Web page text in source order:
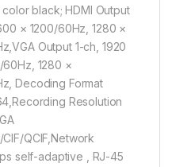
black; HDMI Output
× 1200/60Hz, 1280 ×
Output 1-ch, 1920
1280 ×
Decoding Format
Resolution
QCIF,Network
self-adaptive , RJ-45